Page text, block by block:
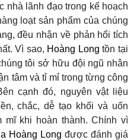
nhà lãnh đạo trong kế hoạch
loạt sản phẩm của chúng
đều nhận về phản hổi tích
Vì sao, Hoàng Long tồn tại
tôi sở hữu đội ngũ nhân
tâm và tỉ mỉ trong từng công
cạnh đó, nguyên vật liệu
chắc, dễ tạo khối và uốn
mĩ khi hoàn thành. Chính vì
Hoàng Long được đánh giá